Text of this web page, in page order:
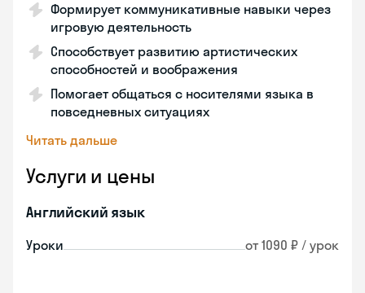
Формирует коммуникативные навыки через
игровую деятельность
Способствует развитию артистических
способностей и воображения
Помогает общаться с носителями языка в
повседневных ситуациях
Читать дальше
Услуги и цены
Английский язык
Уроки от 1090 ₽ / урок